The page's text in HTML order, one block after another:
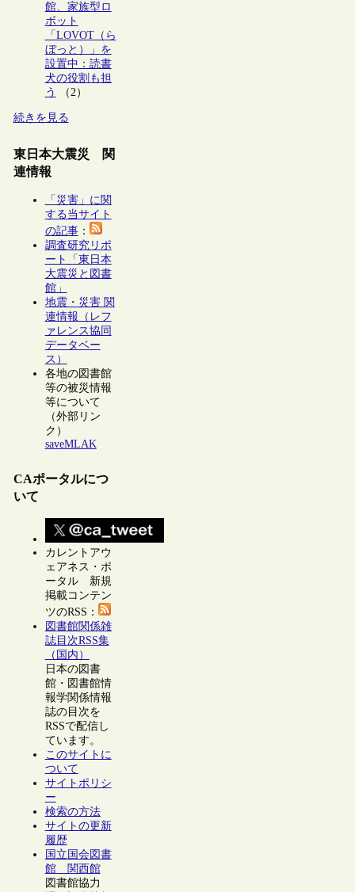
館、家族型ロ
ボット
「LOVOT（ら
ぼっと）」を
設置中：読書
犬の役割も担
う
（2）
続きを見る
東日本大震災 関
連情報
「災害」に関
する当サイト
の記事：
調査研究リポ
ート「東日本
大震災と図書
館」
地震・災害 関
連情報（レフ
ァレンス協同
データベー
ス）
各地の図書館
等の被災情報
等について
（外部リン
ク）
saveMLAK
CAポータルにつ
いて
カレントアウ
ェアネス・ポ
ータル 新規
掲載コンテン
ツのRSS：
図書館関係雑
誌目次RSS集
（国内）
日本の図書
館・図書館情
報学関係情報
誌の目次を
RSSで配信し
ています。
このサイトに
ついて
サイトポリシ
ー
検索の方法
サイトの更新
履歴
国立国会図書
館 関西館
図書館協力